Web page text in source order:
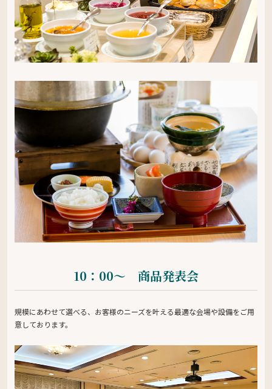
10：00〜 商品発表会
規模にあわせて選べる、お客様のニーズを叶える最適な会場や設備をご用
意しております。